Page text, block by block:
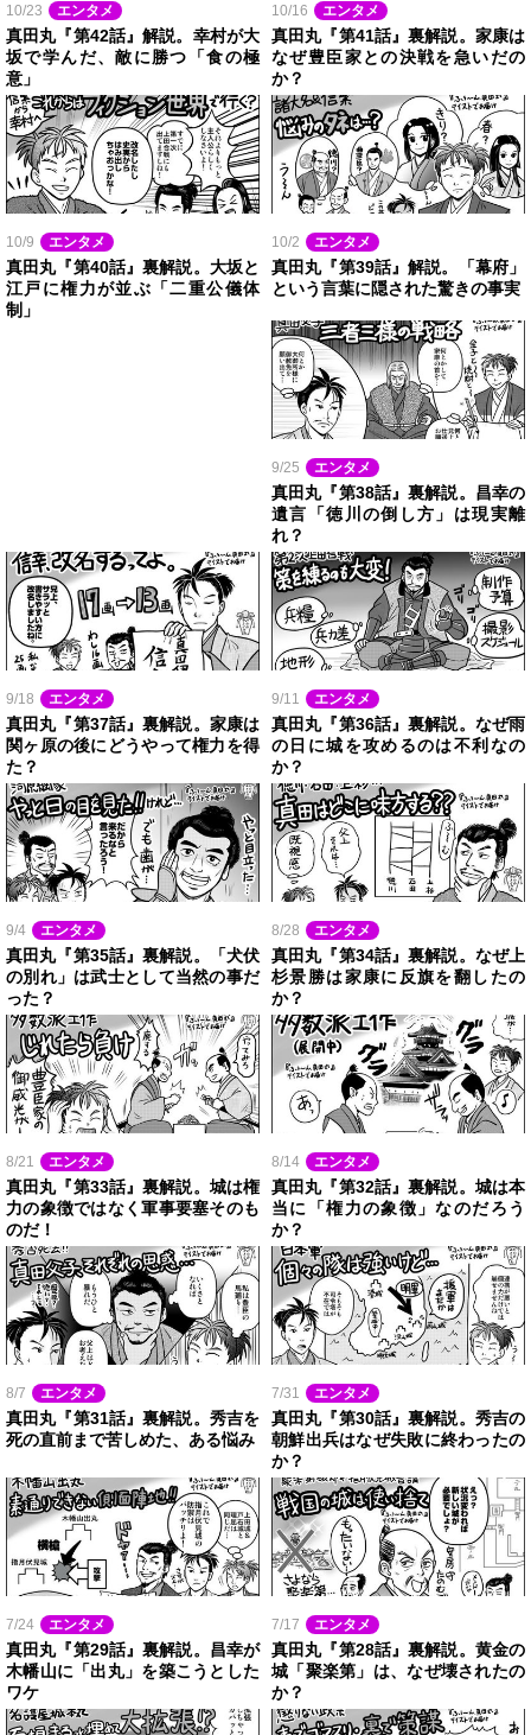
10/23 エンタメ
真田丸『第42話』解説。幸村が大
坂で学んだ、敵に勝つ「食の極
意」
10/16 エンタメ
真田丸『第41話』裏解説。家康は
なぜ豊臣家との決戦を急いだの
か？
10/9 エンタメ
真田丸『第40話』裏解説。大坂と
江戸に権力が並ぶ「二重公儀体
制」
10/2 エンタメ
真田丸『第39話』解説。「幕府」
という言葉に隠された驚きの事実
9/25 エンタメ
真田丸『第38話』裏解説。昌幸の
遺言「徳川の倒し方」は現実離
れ？
9/18 エンタメ
真田丸『第37話』裏解説。家康は
関ヶ原の後にどうやって権力を得
た？
9/11 エンタメ
真田丸『第36話』裏解説。なぜ雨
の日に城を攻めるのは不利なの
か？
9/4 エンタメ
真田丸『第35話』裏解説。「犬伏
の別れ」は武士として当然の事だ
った？
8/28 エンタメ
真田丸『第34話』裏解説。なぜ上
杉景勝は家康に反旗を翻したの
か？
8/21 エンタメ
真田丸『第33話』裏解説。城は権
力の象徴ではなく軍事要塞そのも
のだ！
8/14 エンタメ
真田丸『第32話』裏解説。城は本
当に「権力の象徴」なのだろう
か？
8/7 エンタメ
真田丸『第31話』裏解説。秀吉を
死の直前まで苦しめた、ある悩み
7/31 エンタメ
真田丸『第30話』裏解説。秀吉の
朝鮮出兵はなぜ失敗に終わったの
か？
7/24 エンタメ
真田丸『第29話』裏解説。昌幸が
木幡山に「出丸」を築こうとした
ワケ
7/17 エンタメ
真田丸『第28話』裏解説。黄金の
城「聚楽第」は、なぜ壊されたの
か？